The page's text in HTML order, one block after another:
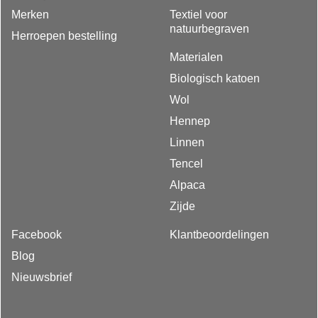
Merken
Herroepen bestelling
Textiel voor
natuurbegraven
Materialen
Biologisch katoen
Wol
Hennep
Linnen
Tencel
Alpaca
Zijde
Facebook
Blog
Nieuwsbrief
Klantbeoordelingen